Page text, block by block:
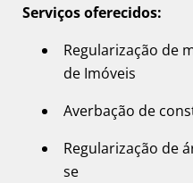
Serviços oferecidos:
Regularização de
de Imóveis
Averbação de
Regularização de
se